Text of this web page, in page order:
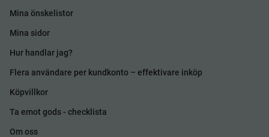
Mina önskelistor
Mina sidor
Hur handlar jag?
Flera användare per kundkonto – effektivare inköp
Köpvillkor
Ta emot gods - checklista
Om oss